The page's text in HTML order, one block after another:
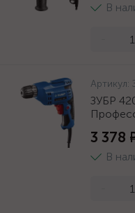
В
Артикул:
ЗУБР
3 378
В